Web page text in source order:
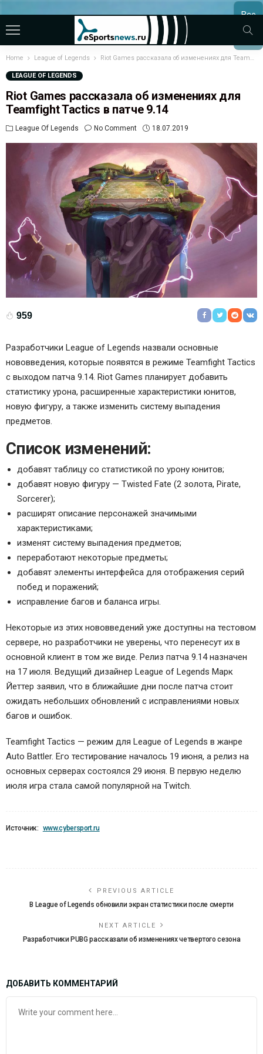
Все
МАТЧИ
Home League of Legends Riot Games рассказала об изменениях для Teamfight Tactics в патче 9.14
LEAGUE OF LEGENDS
Riot Games рассказала об изменениях для
Teamfight Tactics в патче 9.14
League Of Legends No Comment 18.07.2019
959
Разработчики League of Legends назвали основные
нововведения, которые появятся в режиме Teamfight Tactics
с выходом патча 9.14. Riot Games планирует добавить
статистику урона, расширенные характеристики юнитов,
новую фигуру, а также изменить систему выпадения
предметов.
Список изменений:
добавят таблицу со статистикой по урону юнитов;
добавят новую фигуру — Twisted Fate (2 золота, Pirate,
Sorcerer);
расширят описание персонажей значимыми
характеристиками;
изменят систему выпадения предметов;
переработают некоторые предметы;
добавят элементы интерфейса для отображения серий
побед и поражений;
исправление багов и баланса игры.
Некоторые из этих нововведений уже доступны на тестовом
сервере, но разработчики не уверены, что перенесут их в
основной клиент в том же виде. Релиз патча 9.14 назначен
на 17 июля. Ведущий дизайнер League of Legends Марк
Йеттер заявил, что в ближайшие дни после патча стоит
ожидать небольших обновлений с исправлениями новых
багов и ошибок.
Teamfight Tactics — режим для League of Legends в жанре
Auto Battler. Его тестирование началось 19 июня, а релиз на
основных серверах состоялся 29 июня. В первую неделю
июля игра стала самой популярной на Twitch.
Источник: www.cybersport.ru
PREVIOUS ARTICLE
В League of Legends обновили экран статистики после смерти
NEXT ARTICLE
Разработчики PUBG рассказали об изменениях четвертого сезона
ДОБАВИТЬ КОММЕНТАРИЙ